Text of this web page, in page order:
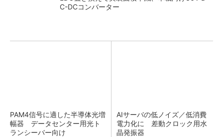
C-DCコンバーター
PAM4信号に適した半導体光増
幅器 データセンター用光ト
ランシーバー向け
AIサーバの低ノイズ／低消費
電力化に 差動クロック用水
晶発振器